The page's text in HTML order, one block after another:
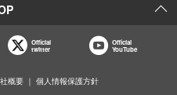
Official
twitter
Official
YouTube
概要 個人情報保護方針